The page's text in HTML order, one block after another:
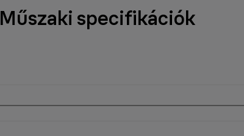
Műszaki specifikációk